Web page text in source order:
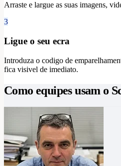
Arraste e largue as suas imagens,
3
Ligue o seu ecra
Introduza o codigo de
fica visivel de imediato.
Como equipes usam o